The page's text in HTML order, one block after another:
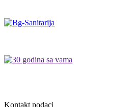
Kontakt podaci